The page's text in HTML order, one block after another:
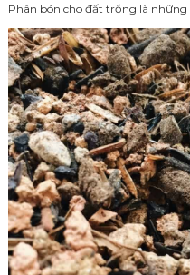
Phân bón cho đất trồng là